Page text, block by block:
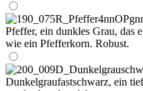
Pfeffer, ein dunkles Grau, das
wie ein Pfefferkorn. Robust.
Dunkelgraufastschwarz, ein